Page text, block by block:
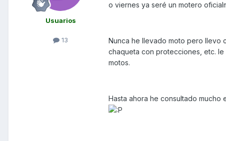
Usuarios
13
o viernes ya seré un motero
Nunca he llevado moto pero llevo
chaqueta con protecciones, etc.
motos.
Hasta ahora he consultado mucho